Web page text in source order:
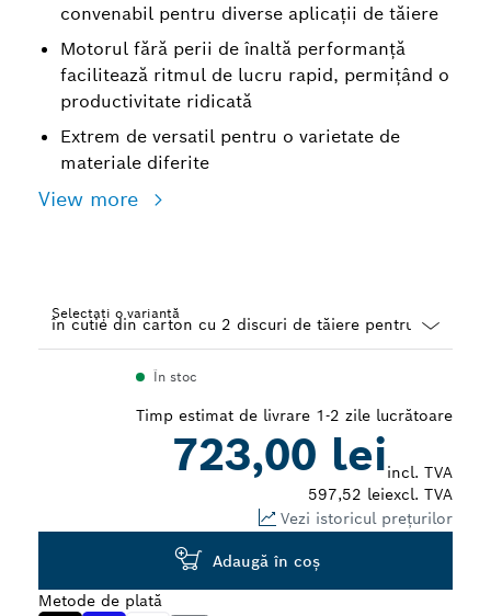
convenabil pentru diverse aplicaţii de tăiere
Motorul fără perii de înaltă performanţă
facilitează ritmul de lucru rapid, permiţând o
productivitate ridicată
Extrem de versatil pentru o varietate de
materiale diferite
View more
Selectați o variantă
În stoc
Timp estimat de livrare 1-2 zile lucrătoare
723,00 leiincl. TVA
597,52 leiexcl. TVA
Vezi istoricul prețurilor
Adaugă în coş
Metode de plată